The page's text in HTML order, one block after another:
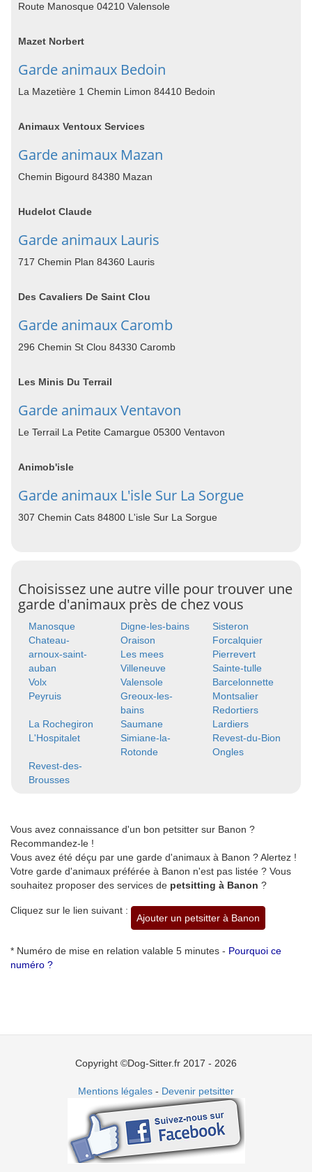
Route Manosque 04210 Valensole
Mazet Norbert
Garde animaux Bedoin
La Mazetière 1 Chemin Limon 84410 Bedoin
Animaux Ventoux Services
Garde animaux Mazan
Chemin Bigourd 84380 Mazan
Hudelot Claude
Garde animaux Lauris
717 Chemin Plan 84360 Lauris
Des Cavaliers De Saint Clou
Garde animaux Caromb
296 Chemin St Clou 84330 Caromb
Les Minis Du Terrail
Garde animaux Ventavon
Le Terrail La Petite Camargue 05300 Ventavon
Animob'isle
Garde animaux L'isle Sur La Sorgue
307 Chemin Cats 84800 L'isle Sur La Sorgue
Choisissez une autre ville pour trouver une
garde d'animaux près de chez vous
Manosque Digne-les-bains
Sisteron
Chateau-
arnoux-saint-
auban
Oraison
Forcalquier
Les mees
Pierrevert
Villeneuve
Sainte-tulle
Volx
Valensole
Barcelonnette
Peyruis
Greoux-les-
bains
Montsalier
Redortiers
La Rochegiron
Saumane
Lardiers
L'Hospitalet
Simiane-la-
Rotonde
Revest-du-Bion
Ongles
Revest-des-
Brousses
Vous avez connaissance d'un bon petsitter sur Banon ?
Recommandez-le !
Vous avez été déçu par une garde d'animaux à Banon ? Alertez !
Votre garde d'animaux préférée à Banon n'est pas listée ? Vous
souhaitez proposer des services de petsitting à Banon ?
Cliquez sur le lien suivant :
Ajouter un petsitter à Banon
* Numéro de mise en relation valable 5 minutes - Pourquoi ce
numéro ?
Copyright ©Dog-Sitter.fr 2017 - 2026
Mentions légales - Devenir petsitter